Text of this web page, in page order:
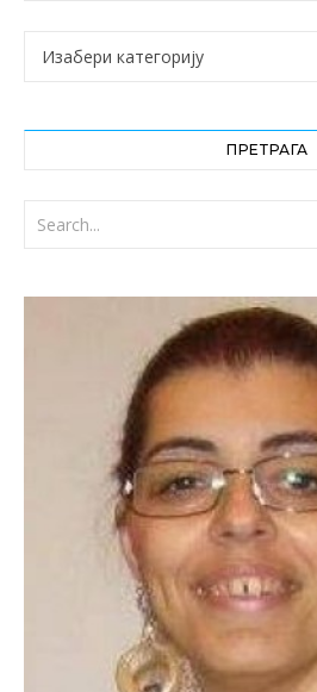
Категорије
ПРЕТРАГА